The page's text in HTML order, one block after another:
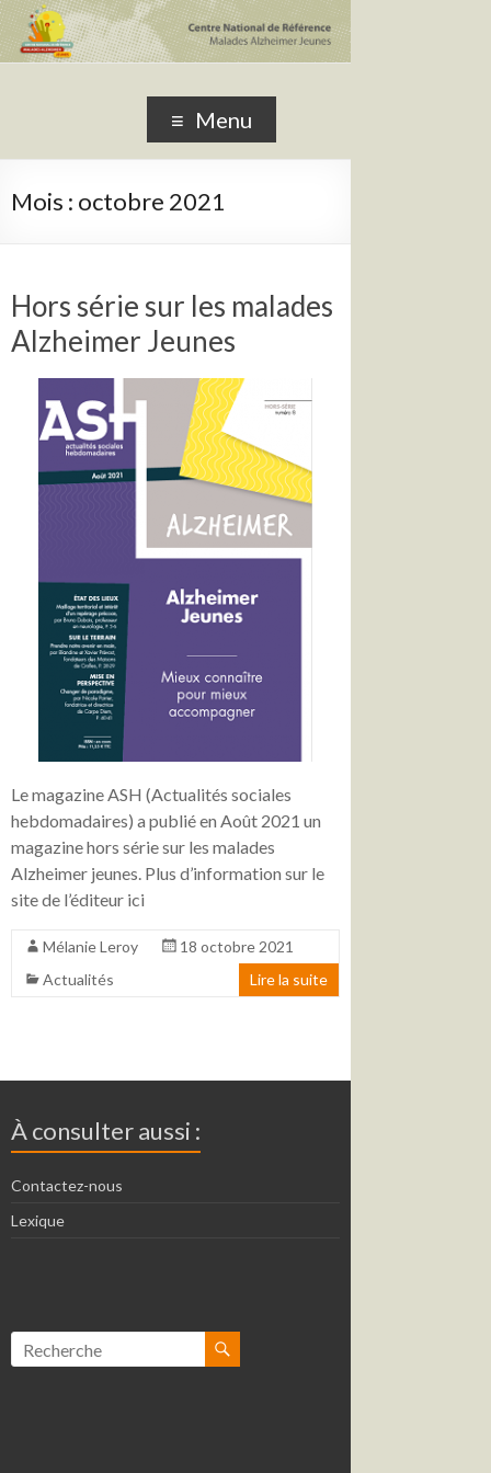
CNRMAJ
Centre National de Référence Malades Alzheimer Jeunes
Menu
Mois : octobre 2021
Hors série sur les malades
Alzheimer Jeunes
Le magazine ASH (Actualités sociales
hebdomadaires) a publié en Août 2021 un
magazine hors série sur les malades
Alzheimer jeunes. Plus d’information sur le
site de l’éditeur ici
Mélanie Leroy
18 octobre 2021
Actualités
Lire la suite
À consulter aussi :
Contactez-nous
Lexique